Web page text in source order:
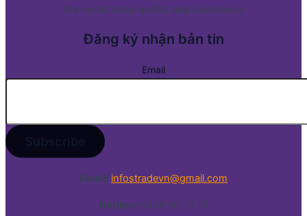
the world stage swiftly and seamlessly
Đăng ký nhận bản tin
Email
Email: infostradevn@gmail.com
Hotline: 0338 50 39 79